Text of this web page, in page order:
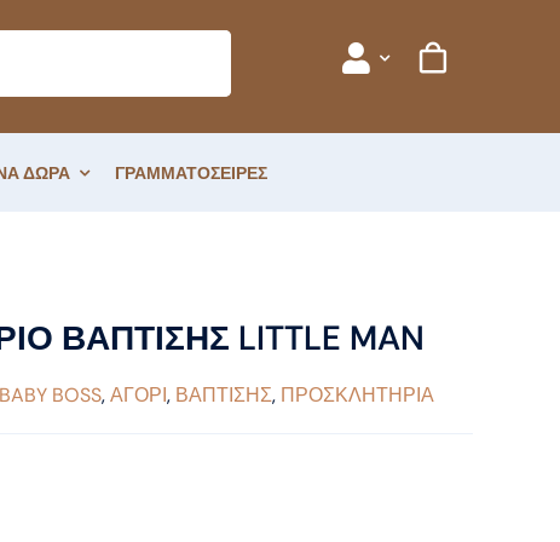
ΔΩΡΑ ΓΡΑΜΜΑΤΟΣΕΙΡΕΣ
ΒΑΠΤΙΣΗΣ LITTLE MAN
BOSS,ΑΓΟΡΙ, ΒΑΠΤΙΣΗΣ, ΠΡΟΣΚΛΗΤΗΡΙΑ